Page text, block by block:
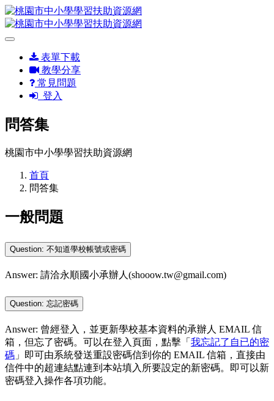
表單下載
教學分享
常見問題
登入
問答集
桃園市中小學學習扶助資源網
首頁
問答集
一般問題
Question: 不知道學校帳號或密碼
Answer: 請洽永順國小承辦人(shooow.tw@gmail.com)
Question: 忘記密碼
Answer: 曾經登入，並更新學校基本資料的承辦人 EMAIL 信
箱，但忘了密碼。可以在登入頁面，點擊「 我忘記了自已的密
碼 」即可由系統發送重設密碼信到你的 EMAIL 信箱，直接由
信件中的超連結點連到本站填入所要設定的新密碼。即可以新
密碼登入操作各項功能。